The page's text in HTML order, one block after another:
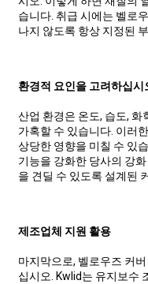
습니다. 취급 시에는 벨로
나지 않도록 항상 지정된
환경적 요인을 고려하십시
산업 환경은 온도, 습도, 화
가혹할 수 있습니다. 이러
상당한 영향을 미칠 수 있
기능을 강화한 당사의 강
을 견딜 수 있도록 설계된
제조업체 지원 활용
마지막으로, 벨로우즈 커
십시오. Kwlid는 유지보수